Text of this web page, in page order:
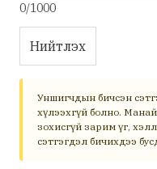
0/1000
Нийтлэх
Уншигчдын бичсэн
хүлээхгүй болно.
зохисгүй зарим үг,
сэтгэгдэл бичихдээ